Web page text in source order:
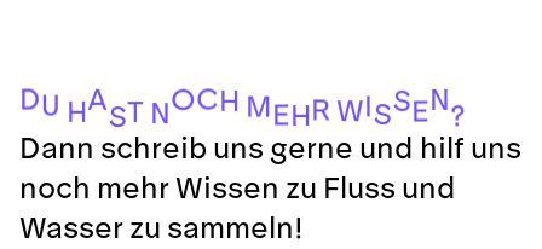
DU H A
ST N OC H M E H R W SS E N
?
Dann schreib uns gerne und hilf uns
noch mehr Wissen zu Fluss und
Wasser zu sammeln!